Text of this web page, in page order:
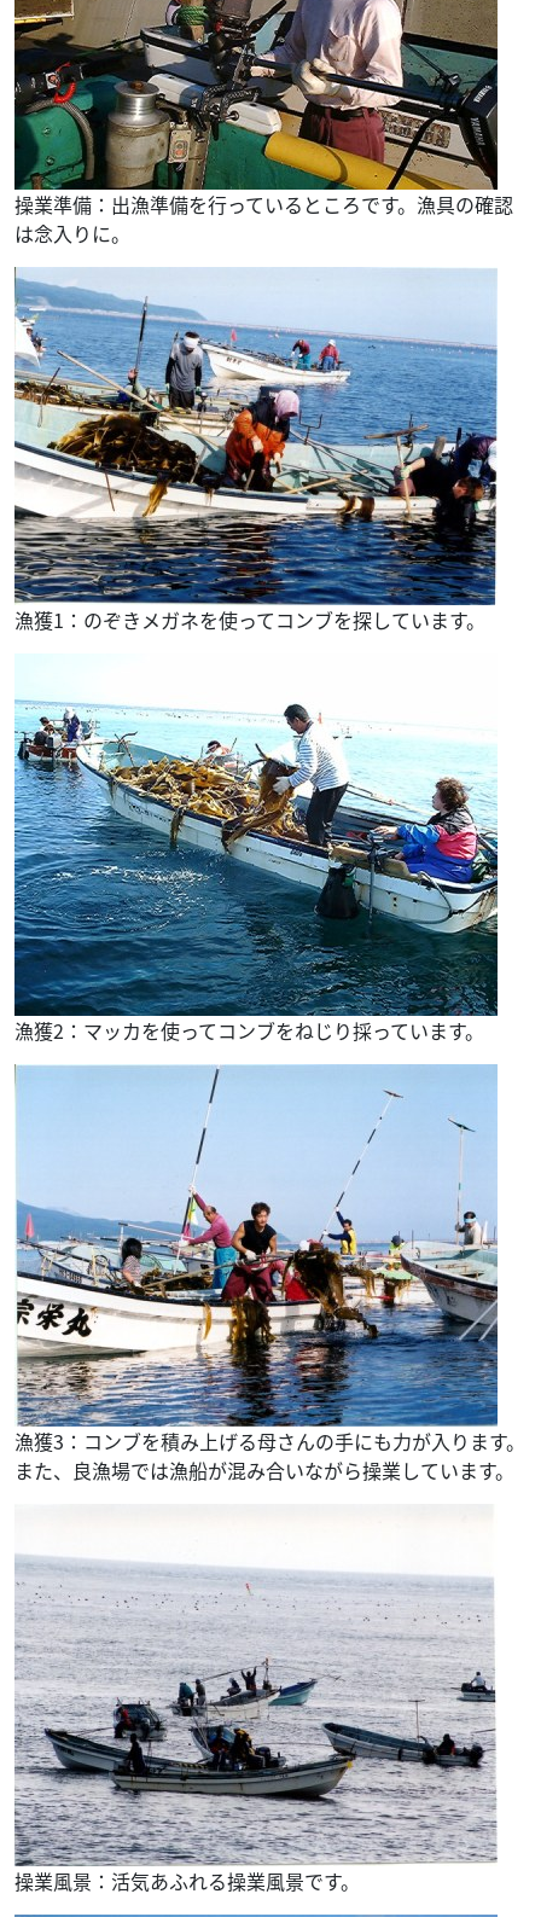
操業準備：出漁準備を行っているところです。漁具の確認
は念入りに。
漁獲1：のぞきメガネを使ってコンブを探しています。
漁獲2：マッカを使ってコンブをねじり採っています。
漁獲3：コンブを積み上げる母さんの手にも力が入ります。
また、良漁場では漁船が混み合いながら操業しています。
操業風景：活気あふれる操業風景です。